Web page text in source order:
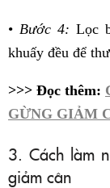
• Bước 4: Lọc
khuấy đều để
>>> Đọc thêm:
GỪNG GIẢM
3. Cách làm
giảm cân